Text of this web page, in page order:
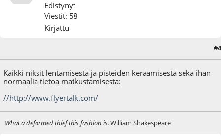
Edistynyt
Viestit: 58
Kirjattu
#4
Kaikki niksit lentämisestä ja pisteiden keräämisestä sekä ihan
normaalia tietoa matkustamisesta:
//http://www.flyertalk.com/
What a deformed thief this fashion is. William Shakespeare